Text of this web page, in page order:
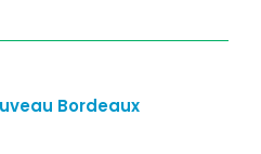
Bordeaux